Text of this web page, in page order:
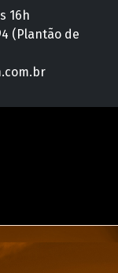
16h
(Plantão de